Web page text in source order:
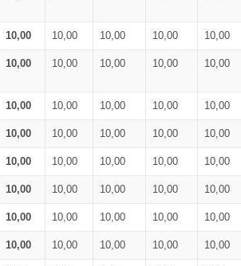
10,00 10,00 10,00 10,00 10,00
10,00 10,00 10,00 10,00 10,00
10,00 10,00 10,00 10,00 10,00
10,00 10,00 10,00 10,00 10,00
10,00 10,00 10,00 10,00 10,00
10,00 10,00 10,00 10,00 10,00
10,00 10,00 10,00 10,00 10,00
10,00 10,00 10,00 10,00 10,00